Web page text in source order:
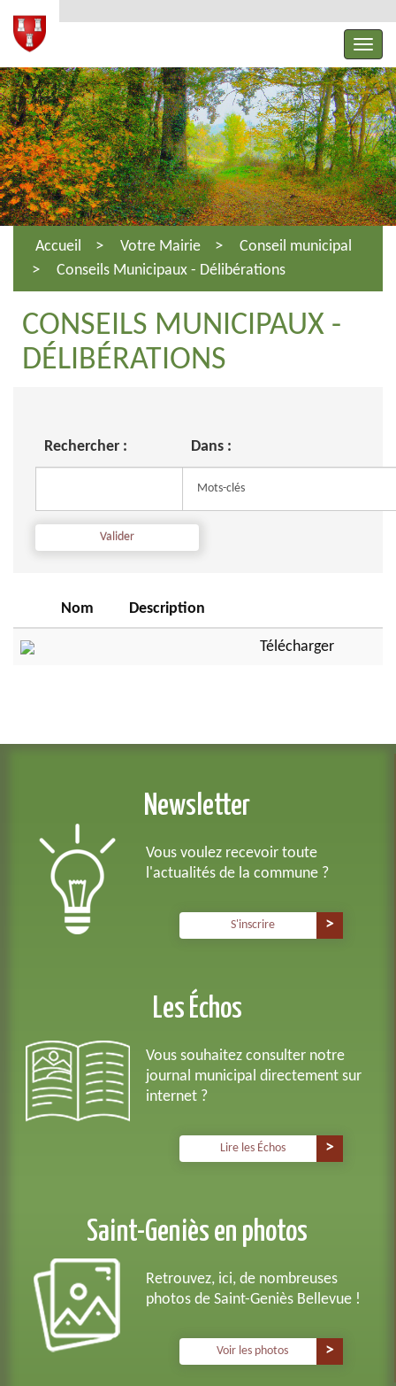
Accueil Votre Mairie
Conseil municipal
Conseils Municipaux - Délibérations
CONSEILS MUNICIPAUX -
DÉLIBÉRATIONS
Rechercher : Dans :
Nom Description
Télécharger
Newsletter
Vous voulez recevoir toute
l'actualités de la commune ?
S'inscrire
Les Échos
Vous souhaitez consulter notre
journal municipal directement sur
internet ?
Lire les Échos
Saint-Geniès en photos
Retrouvez, ici, de nombreuses
photos de Saint-Geniès Bellevue !
Voir les photos